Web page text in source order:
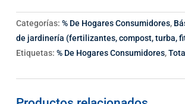
Categorías: % De Hogares Consumidores,
de jardinería (fertilizantes, compost, turba,
Etiquetas: % De Hogares Consumidores,